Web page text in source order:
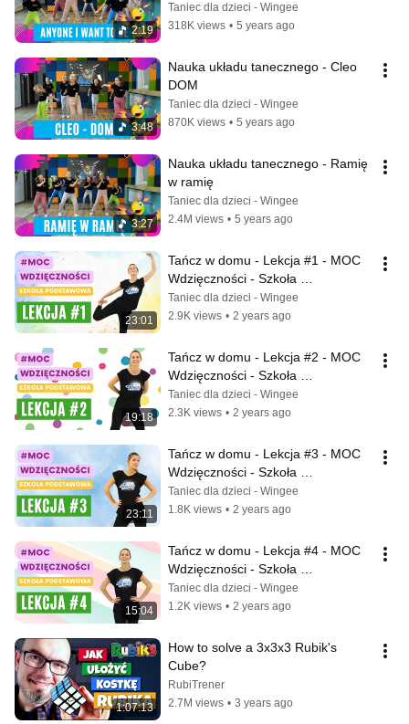
2:19
Taniec dla dzieci - Wingee
318K views • 5 years ago
3:48
Nauka układu tanecznego - Cleo
DOM
Taniec dla dzieci - Wingee
870K views • 5 years ago
3:27
Nauka układu tanecznego - Ramię
w ramię
Taniec dla dzieci - Wingee
2.4M views • 5 years ago
23:01
Tańcz w domu - Lekcja #1 - MOC
Wdzięczności - Szkoła
Podstawowa
Taniec dla dzieci - Wingee
2.9K views • 2 years ago
19:18
Tańcz w domu - Lekcja #2 - MOC
Wdzięczności - Szkoła
Podstawowa
Taniec dla dzieci - Wingee
2.3K views • 2 years ago
23:11
Tańcz w domu - Lekcja #3 - MOC
Wdzięczności - Szkoła
Podstawowa
Taniec dla dzieci - Wingee
1.8K views • 2 years ago
15:04
Tańcz w domu - Lekcja #4 - MOC
Wdzięczności - Szkoła
Podstawowa
Taniec dla dzieci - Wingee
1.2K views • 2 years ago
1:07:13
How to solve a 3x3x3 Rubik's
Cube?
RubiTrener
2.7M views • 3 years ago